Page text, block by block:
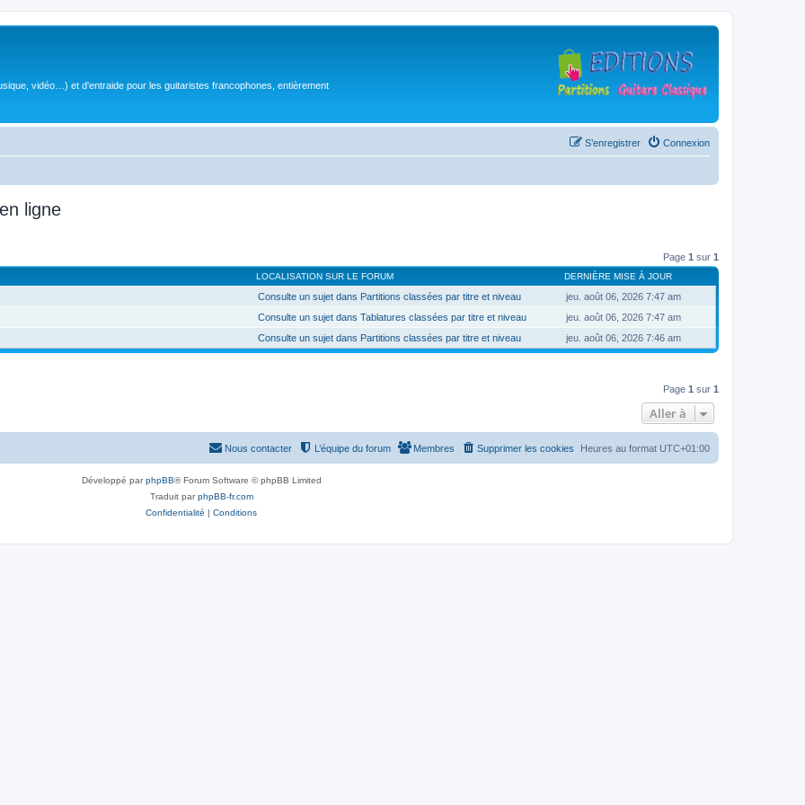
vidéo…) et d'entraide pour les guitaristes francophones, entièrement
Connexion
S’enregistrer
ligne
Page 1 sur 1
LOCALISATION SUR LE FORUM DERNIÈRE MISE À JOUR
Consulte un sujet dans Partitions classées par titre et niveau
jeu. août 06, 2026 7:47 am
Consulte un sujet dans Tablatures classées par titre et niveau
jeu. août 06, 2026 7:47 am
Consulte un sujet dans Partitions classées par titre et niveau jeu. août 06, 2026 7:46 am
Page 1 sur 1
Aller à
Heures au format UTC+01:00
Supprimer les cookies
Membres
L’équipe du forum
Nous contacter
Développé parphpBB® Forum Software © phpBB Limited
Traduit parphpBB-fr.com
Confidentialité | Conditions